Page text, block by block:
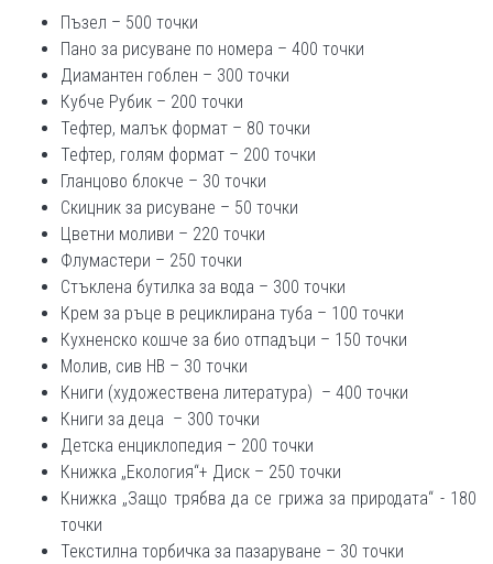
Пъзел – 500 точки
Пано за рисуване по номера – 400 точки
Диамантен гоблен – 300 точки
Кубче Рубик – 200 точки
Тефтер, малък формат – 80 точки
Тефтер, голям формат – 200 точки
Гланцово блокче – 30 точки
Скицник за рисуване – 50 точки
Цветни моливи – 220 точки
Флумастери – 250 точки
Стъклена бутилка за вода – 300 точки
Крем за ръце в рециклирана туба – 100 точки
Кухненско кошче за био отпадъци – 150 точки
Молив, сив НВ – 30 точки
Книги (художествена литература) – 400 точки
Книги за деца – 300 точки
Детска енциклопедия – 200 точки
Книжка „Екология“+ Диск – 250 точки
Книжка „Защо трябва да се грижа за природата“ - 180
точки
Текстилна торбичка за пазаруване – 30 точки